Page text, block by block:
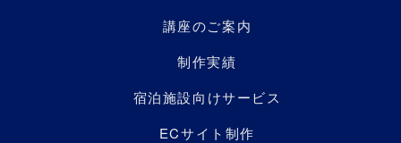
講座のご案内
制作実績
宿泊施設向けサービス
ECサイト制作